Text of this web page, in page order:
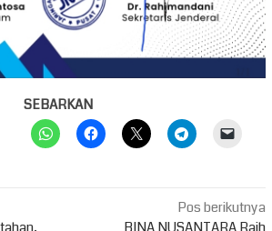
SEBARKAN
Pos berikutnya